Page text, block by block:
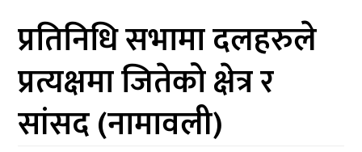
आर्थिक
मनोरञ्जन
खेलकुद
प्रतिनिधि सभामा दलहरुले
प्रत्यक्षमा जितेको क्षेत्र र
सांसद (नामावली)